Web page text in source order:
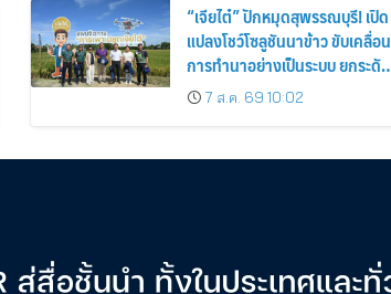
“เจียไต๋” ปักหมุดสุพรรณบุรี! เปิด
แปลงโชว์โซลูชันนาข้าว ขับเคลื่อน
การทำนาอย่างเป็นระบบ ยกระดับ
เกษตรกรไทย
7 ส.ค. 69 10:02